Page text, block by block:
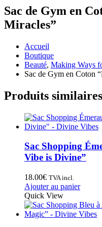
Sac de Gym en
Miracles”
Accueil
Boutique
Beauté, Making Ways
Sac de Gym en Coton
Produits similaires
Sac Shopping
Vibe is Divine”
18.00€ TVA incl.
Ajouter au panier
Quick View